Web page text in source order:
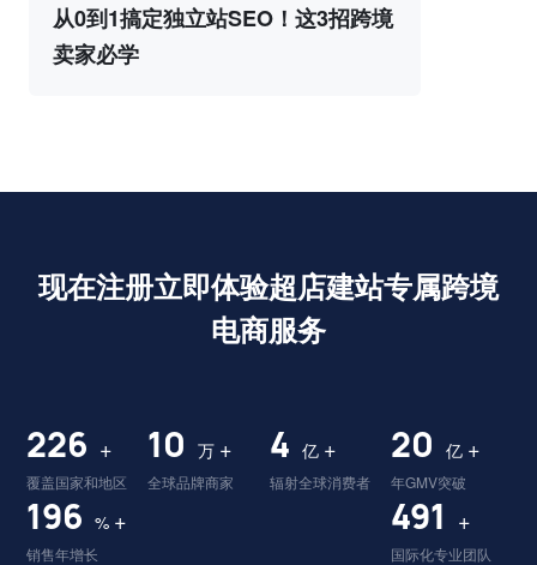
从0到1搞定独立站SEO！这3招跨境
卖家必学
现在注册立即体验超店建站专属跨境
电商服务
228 +
覆盖国家和地区
10 万 +
全球品牌商家
4 亿 +
辐射全球消费者
20 亿 +
年GMV突破
198 % +
销售年增长
496 +
国际化专业团队